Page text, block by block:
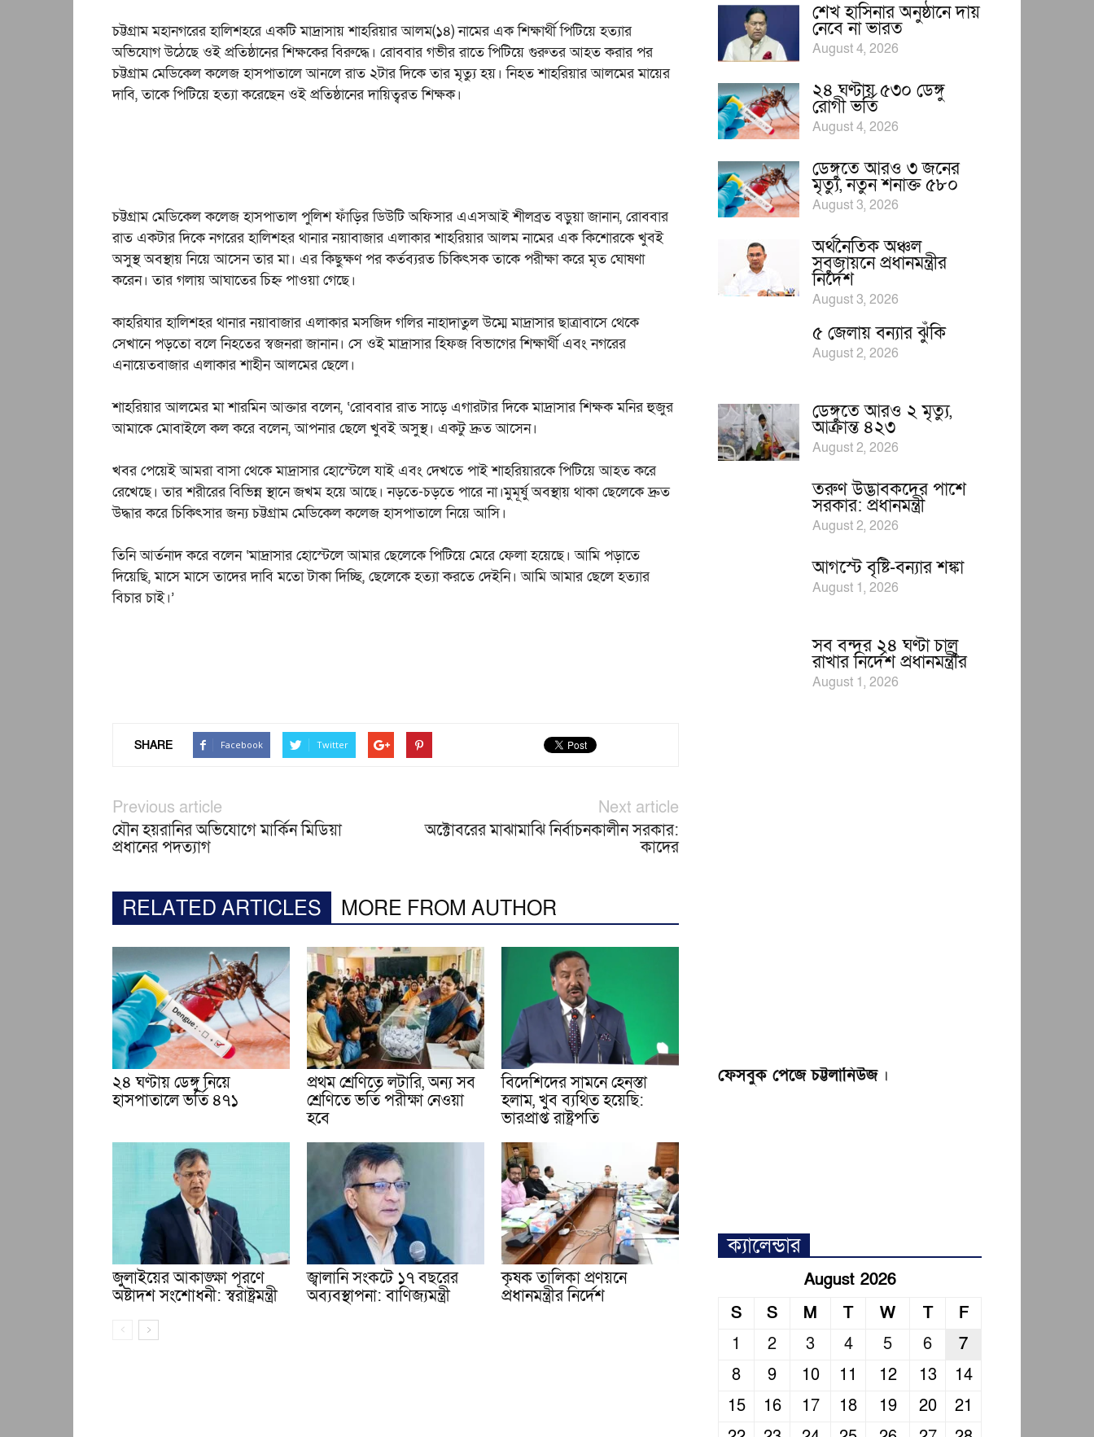
চট্টগ্রাম মহানগরের হালিশহরে একটি মাদ্রাসায় শাহরিয়ার আলম(১৪) নামের এক শিক্ষার্থী পিটিয়ে হত্যার
অভিযোগ উঠেছে ওই প্রতিষ্ঠানের শিক্ষকের বিরুদ্ধে। রোববার গভীর রাতে পিটিয়ে গুরুতর আহত করার পর
চট্টগ্রাম মেডিকেল কলেজ হাসপাতালে আনলে রাত ২টার দিকে তার মৃত্যু হয়। নিহত শাহরিয়ার আলমের মায়ের
দাবি, তাকে পিটিয়ে হত্যা করেছেন ওই প্রতিষ্ঠানের দায়িত্বরত শিক্ষক।
চট্টগ্রাম মেডিকেল কলেজ হাসপাতাল পুলিশ ফাঁড়ির ডিউটি অফিসার এএসআই শীলব্রত বড়ুয়া জানান, রোববার
রাত একটার দিকে নগরের হালিশহর থানার নয়াবাজার এলাকার শাহরিয়ার আলম নামের এক কিশোরকে খুবই
অসুস্থ অবস্থায় নিয়ে আসেন তার মা। এর কিছুক্ষণ পর কর্তব্যরত চিকিৎসক তাকে পরীক্ষা করে মৃত ঘোষণা
করেন। তার গলায় আঘাতের চিহ্ন পাওয়া গেছে।
কাহরিযার হালিশহর থানার নয়াবাজার এলাকার মসজিদ গলির নাহাদাতুল উম্মে মাদ্রাসার ছাত্রাবাসে থেকে
সেখানে পড়তো বলে নিহতের স্বজনরা জানান। সে ওই মাদ্রাসার হিফজ বিভাগের শিক্ষার্থী এবং নগরের
এনায়েতবাজার এলাকার শাহীন আলমের ছেলে।
শাহরিয়ার আলমের মা শারমিন আক্তার বলেন, ‘রোববার রাত সাড়ে এগারটার দিকে মাদ্রাসার শিক্ষক মনির হুজুর
আমাকে মোবাইলে কল করে বলেন, আপনার ছেলে খুবই অসুস্থ। একটু দ্রুত আসেন।
খবর পেয়েই আমরা বাসা থেকে মাদ্রাসার হোস্টেলে যাই এবং দেখতে পাই শাহরিয়ারকে পিটিয়ে আহত করে
রেখেছে। তার শরীরের বিভিন্ন স্থানে জখম হয়ে আছে। নড়তে-চড়তে পারে না।মুমূর্ষু অবস্থায় থাকা ছেলেকে দ্রুত
উদ্ধার করে চিকিৎসার জন্য চট্টগ্রাম মেডিকেল কলেজ হাসপাতালে নিয়ে আসি।
তিনি আর্তনাদ করে বলেন ‘মাদ্রাসার হোস্টেলে আমার ছেলেকে পিটিয়ে মেরে ফেলা হয়েছে। আমি পড়াতে
দিয়েছি, মাসে মাসে তাদের দাবি মতো টাকা দিচ্ছি, ছেলেকে হত্যা করতে দেইনি। আমি আমার ছেলে হত্যার
বিচার চাই।’
SHARE Facebook Twitter
Previous article
যৌন হয়রানির অভিযোগে মার্কিন মিডিয়া
প্রধানের পদত্যাগ
Next article
অক্টোবরের মাঝামাঝি নির্বাচনকালীন সরকার:
কাদের
RELATED ARTICLES MORE FROM AUTHOR
২৪ ঘণ্টায় ডেঙ্গু নিয়ে
হাসপাতালে ভর্তি ৪৭১
প্রথম শ্রেণিতে লটারি, অন্য সব
শ্রেণিতে ভর্তি পরীক্ষা নেওয়া
হবে
বিদেশিদের সামনে হেনস্তা
হলাম, খুব ব্যথিত হয়েছি:
ভারপ্রাপ্ত রাষ্ট্রপতি
জুলাইয়ের আকাঙ্ক্ষা পূরণে
অষ্টাদশ সংশোধনী: স্বরাষ্ট্রমন্ত্রী
জ্বালানি সংকটে ১৭ বছরের
অব্যবস্থাপনা: বাণিজ্যমন্ত্রী
কৃষক তালিকা প্রণয়নে
প্রধানমন্ত্রীর নির্দেশ
শেখ হাসিনার অনুষ্ঠানে দায়
নেবে না ভারত
August 4, 2026
২৪ ঘণ্টায় ৫৩০ ডেঙ্গু
রোগী ভর্তি
August 4, 2026
ডেঙ্গুতে আরও ৩ জনের
মৃত্যু, নতুন শনাক্ত ৫৮০
August 3, 2026
অর্থনৈতিক অঞ্চল
সবুজায়নে প্রধানমন্ত্রীর
নির্দেশ
August 3, 2026
৫ জেলায় বন্যার ঝুঁকি
August 2, 2026
ডেঙ্গুতে আরও ২ মৃত্যু,
আক্রান্ত ৪২৩
August 2, 2026
তরুণ উদ্ভাবকদের পাশে
সরকার: প্রধানমন্ত্রী
August 2, 2026
আগস্টে বৃষ্টি-বন্যার শঙ্কা
August 1, 2026
সব বন্দর ২৪ ঘণ্টা চালু
রাখার নির্দেশ প্রধানমন্ত্রীর
August 1, 2026
ফেসবুক পেজে চট্টলানিউজ ।
ক্যালেন্ডার
August 2026
S
S M T W T
F
1
2 3 4 5 6
7
8
9 10 11 12 13
14
15
16 17 18 19 20
21